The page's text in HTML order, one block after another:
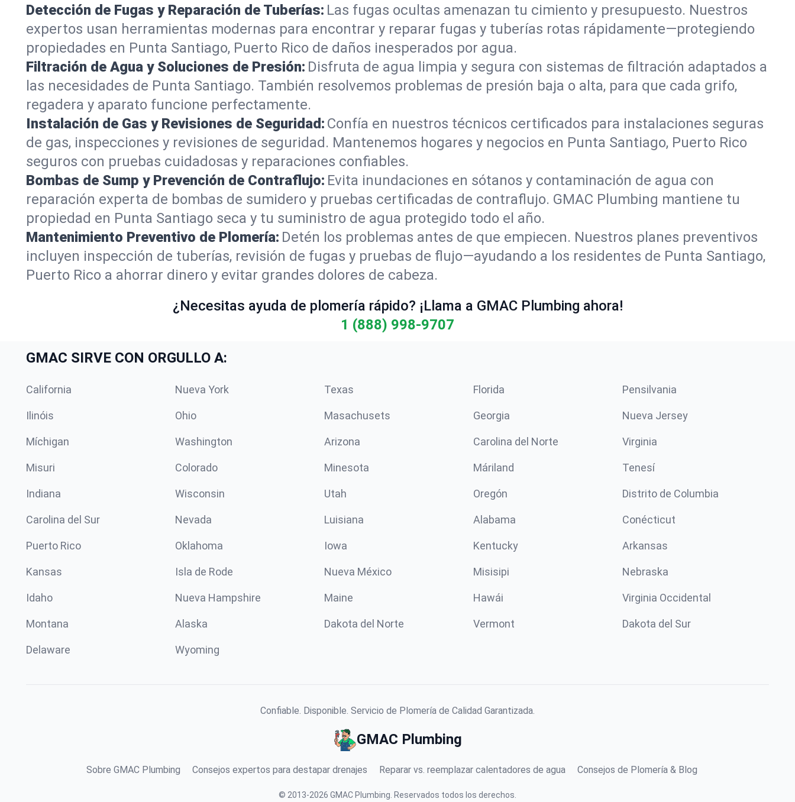
Detección de Fugas y Reparación de Tuberías: Las fugas ocultas amenazan tu cimiento y presupuesto. Nuestros
expertos usan herramientas modernas para encontrar y reparar fugas y tuberías rotas rápidamente—protegiendo
propiedades en Punta Santiago, Puerto Rico de daños inesperados por agua.
Filtración de Agua y Soluciones de Presión: Disfruta de agua limpia y segura con sistemas de filtración adaptados a
las necesidades de Punta Santiago. También resolvemos problemas de presión baja o alta, para que cada grifo,
regadera y aparato funcione perfectamente.
Instalación de Gas y Revisiones de Seguridad: Confía en nuestros técnicos certificados para instalaciones seguras
de gas, inspecciones y revisiones de seguridad. Mantenemos hogares y negocios en Punta Santiago, Puerto Rico
seguros con pruebas cuidadosas y reparaciones confiables.
Bombas de Sump y Prevención de Contraflujo: Evita inundaciones en sótanos y contaminación de agua con
reparación experta de bombas de sumidero y pruebas certificadas de contraflujo. GMAC Plumbing mantiene tu
propiedad en Punta Santiago seca y tu suministro de agua protegido todo el año.
Mantenimiento Preventivo de Plomería: Detén los problemas antes de que empiecen. Nuestros planes preventivos
incluyen inspección de tuberías, revisión de fugas y pruebas de flujo—ayudando a los residentes de Punta Santiago,
Puerto Rico a ahorrar dinero y evitar grandes dolores de cabeza.
¿Necesitas ayuda de plomería rápido? ¡Llama a GMAC Plumbing ahora!
1 (888) 998-9707
GMAC SIRVE CON ORGULLO A:
California Nueva York Texas Florida Pensilvania
Ilinóis Ohio Masachusets Georgia Nueva Jersey
Míchigan Washington Arizona Carolina del Norte Virginia
Misuri Colorado Minesota Máriland Tenesí
Indiana Wisconsin Utah Oregón Distrito de Columbia
Carolina del Sur Nevada Luisiana Alabama Conécticut
Puerto Rico Oklahoma Iowa Kentucky Arkansas
Kansas Isla de Rode Nueva México Misisipi Nebraska
Idaho Nueva Hampshire Maine Hawái Virginia Occidental
Montana Alaska Dakota del Norte Vermont Dakota del Sur
Delaware Wyoming
Confiable. Disponible. Servicio de Plomería de Calidad Garantizada.
GMAC Plumbing
Sobre GMAC Plumbing Consejos expertos para destapar drenajes Reparar vs. reemplazar calentadores de agua Consejos de Plomería & Blog
© 2013-2026 GMAC Plumbing Reservados todos los derechos.